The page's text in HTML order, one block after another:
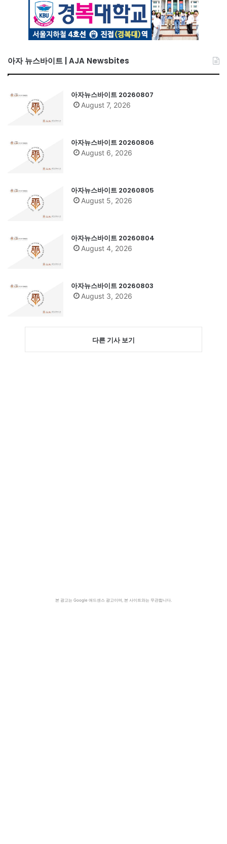
아자 뉴스바이트 | AJA Newsbites
아자뉴스바이트 20260807
August 7, 2026
아자뉴스바이트 20260806
August 6, 2026
아자뉴스바이트 20260805
August 5, 2026
아자뉴스바이트 20260804
August 4, 2026
아자뉴스바이트 20260803
August 3, 2026
다른 기사 보기
본 광고는 Google 애드센스 광고이며, 본 사이트와는 무관합니다.